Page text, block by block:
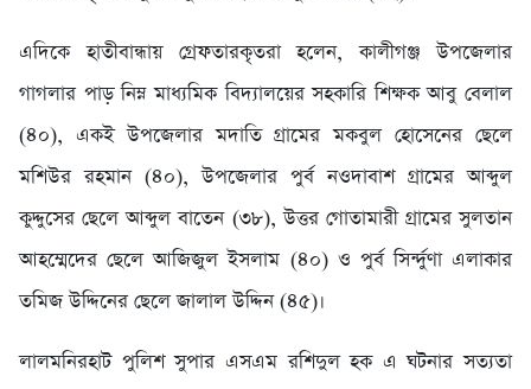
এদিকে হাতীবান্ধায় গ্রেফতারকৃতরা হলেন, কালীগঞ্জ উপজেলার
গাগলার পাড় নিম্ন মাধ্যমিক বিদ্যালয়ের সহকারি শিক্ষক আবু বেলাল
(৪০), একই উপজেলার মদাতি গ্রামের মকবুল হোসেনের ছেলে
মশিউর রহমান (৪০), উপজেলার পুর্ব নওদাবাশ গ্রামের আব্দুল
কুদ্দুসের ছেলে আব্দুল বাতেন (৩৮), উত্তর গোতামারী গ্রামের সুলতান
আহম্মেদের ছেলে আজিজুল ইসলাম (৪০) ও পুর্ব সির্ন্দুণা এলাকার
তমিজ উদ্দিনের ছেলে জালাল উদ্দিন (৪৫)।
লালমনিরহাট পুলিশ সুপার এসএম রশিদুল হক এ ঘটনার সত্যতা